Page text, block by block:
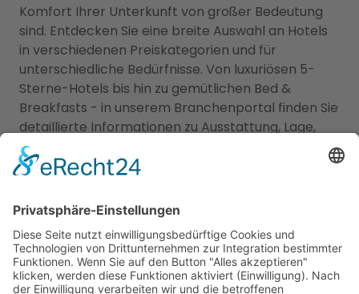
Komfort Ihrer Unterkunft von großer Bedeutung
sind. Entdecken Sie eine breite Auswahl an Hotels
in verschiedenen Preiskategorien und für
unterschiedliche Bedürfnisse. Von luxuriösen 5-
Sterne-Hotels bis hin zu gemütlichen Bed &
Breakfasts - in unserem Branchenportal finden Sie
detaillierte Informationen zu Ausstattung, Lage,
Preisen und Verfügbarkeiten, um Ihre ideale
Unterkunft auszuwählen. Gleichzeitig bieten wir
zuverlässige Abschleppdienste in Ihrer Region.
Egal, ob Sie eine Panne haben, Ihr Fahrzeug
abgeschleppt werden muss oder Sie eine Bergung
benötigen - unsere Datenbank enthält
Kontaktdaten und Bewertungen von